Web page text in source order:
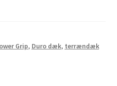
Grip, Duro dæk, terrændæk